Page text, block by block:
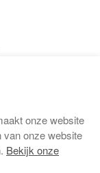
onze website
onze website
Bekijk onze